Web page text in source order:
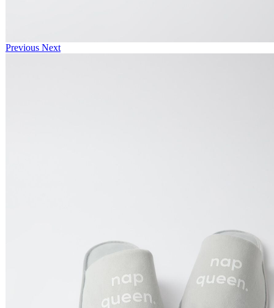
Previous Next